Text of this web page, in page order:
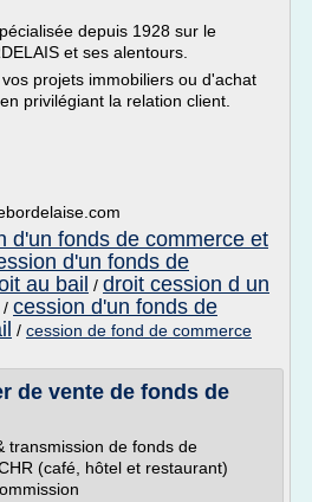
depuis 1928 sur le
et ses alentours.
projets immobiliers ou d'achat
privilégiant la relation client.
d'un fonds de commerce et
d'un fonds de
au bail / droit cession d un
/ cession d'un fonds de
/ cession de fond de commerce
de vente de fonds de
transmission de fonds de
(café, hôtel et restaurant)